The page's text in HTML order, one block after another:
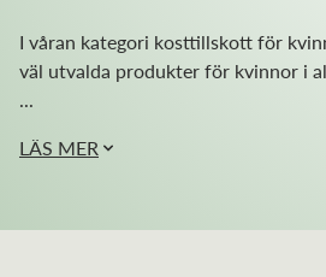
I våran kategori kosttillskott för
väl utvalda produkter för kvinnor i
...
LÄS MER